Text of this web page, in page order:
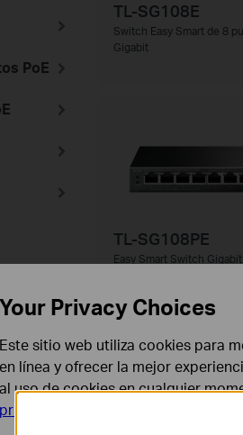
PoE
TL-SG108E
Switch Easy Smart de 8
Gigabit
TL-SG108PE
Easy Smart Switch
Your Privacy Choices
Este sitio web utiliza cookies para
en línea y ofrecer la mejor
al uso de cookies en cualquier
privacidad